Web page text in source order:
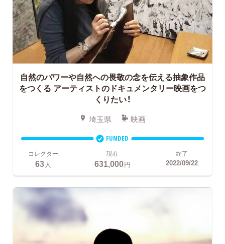
自然のパワーや自然への畏敬の念を伝える抽象作品
をつくる アーティストのドキュメンタリー映画をつ
くりたい！
埼玉県 映画
FUNDED
コレクター
63 人
現在
631,000円
終了
2022/09/22